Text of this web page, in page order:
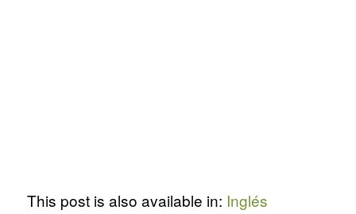
This post is also available in: Inglés